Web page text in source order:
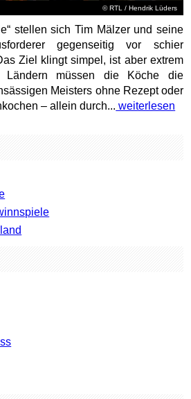
©RTL / Hendrik Lüders
stellen sich Tim Mälzer und seine
gegenseitig vor schier
Ziel klingt simpel, ist aber extrem
Ländern müssen die Köche die
Meisters ohne Rezept oder
– allein durch... weiterlesen